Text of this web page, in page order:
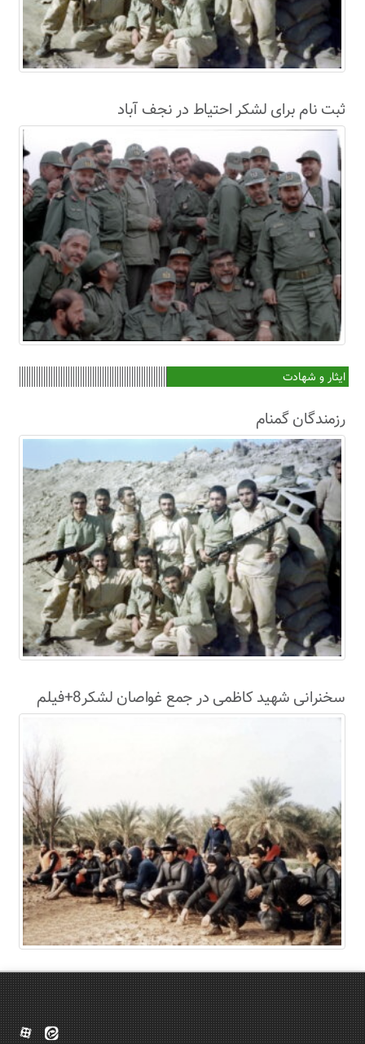
ثبت نام برای لشکر احتیاط در نجف آباد
ایثار و شهادت
رزمندگان گمنام
سخنرانی شهید کاظمی در جمع غواصان لشکر8+فیلم